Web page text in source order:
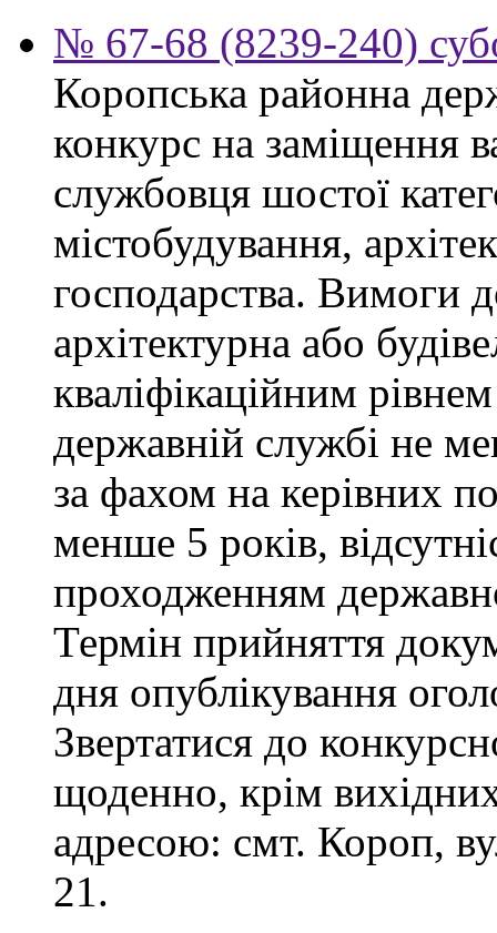
№ 67-68 (8239-240)
Коропська районна
конкурс на заміщення
службовця шостої
містобудування,
господарства. Вимоги
архітектурна або
кваліфікаційним
державній службі не
за фахом на керівних
менше 5 років,
проходженням
Термін прийняття
дня опублікування
Звертатися до
щоденно, крім
адресою: смт. Короп,
21.